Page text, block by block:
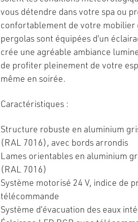
vous détendre dans votre spa ou
confortablement de votre mobilier
pergolas sont équipées d’un
crée une agréable ambiance
de profiter pleinement de votre
même en soirée.
Caractéristiques :
Structure robuste en aluminium
(RAL 7016), avec bords arrondis
Lames orientables en aluminium
(RAL 7016)
Système motorisé 24 V, indice de
télécommande
Système d’évacuation des eaux